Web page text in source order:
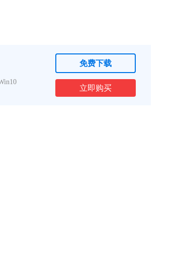
免费下载
立即购买